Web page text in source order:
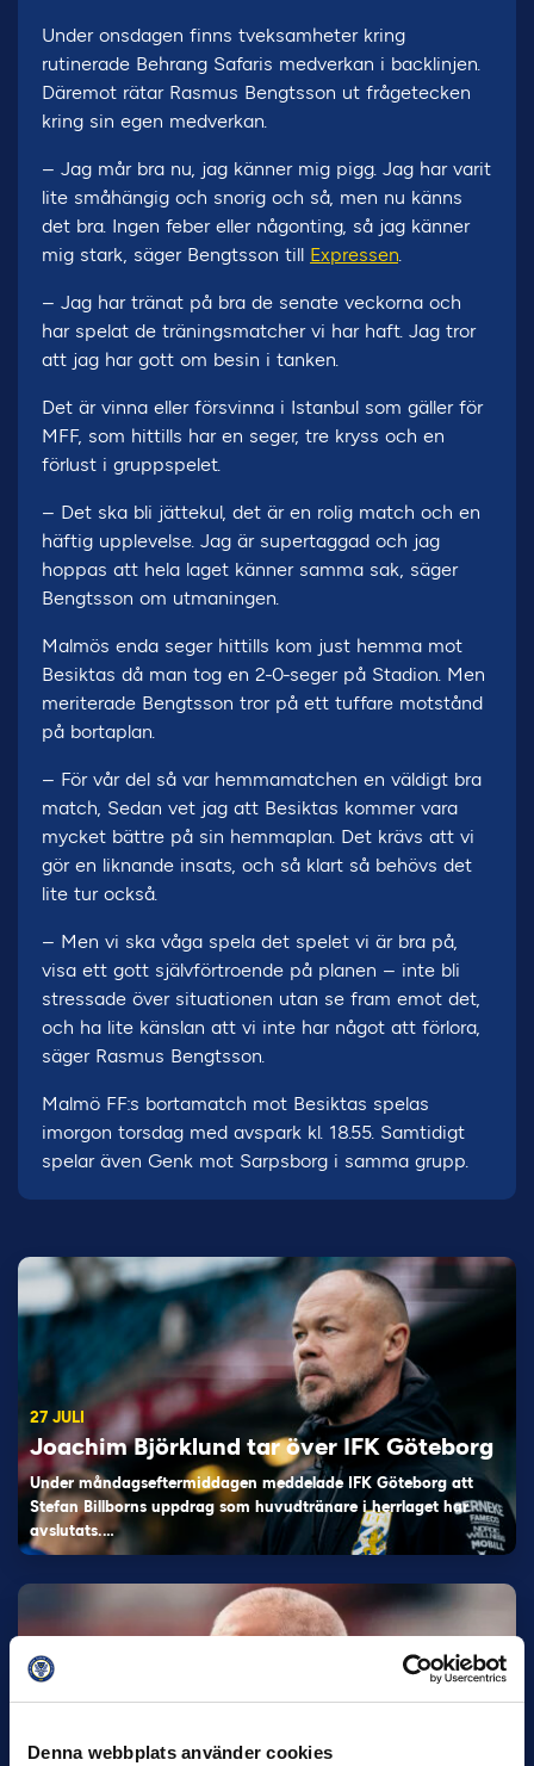
Denna webbplats använder cookies
Under onsdagen finns tveksamheter kring
rutinerade Behrang Safaris medverkan i backlinjen.
Däremot rätar Rasmus Bengtsson ut frågetecken
kring sin egen medverkan.
– Jag mår bra nu, jag känner mig pigg. Jag har varit
lite småhängig och snorig och så, men nu känns
det bra. Ingen feber eller någonting, så jag känner
mig stark, säger Bengtsson till Expressen.
– Jag har tränat på bra de senate veckorna och
har spelat de träningsmatcher vi har haft. Jag tror
att jag har gott om besin i tanken.
Det är vinna eller försvinna i Istanbul som gäller för
MFF, som hittills har en seger, tre kryss och en
förlust i gruppspelet.
– Det ska bli jättekul, det är en rolig match och en
häftig upplevelse. Jag är supertaggad och jag
hoppas att hela laget känner samma sak, säger
Bengtsson om utmaningen.
Malmös enda seger hittills kom just hemma mot
Besiktas då man tog en 2-0-seger på Stadion. Men
meriterade Bengtsson tror på ett tuffare motstånd
på bortaplan.
– För vår del så var hemmamatchen en väldigt bra
match, Sedan vet jag att Besiktas kommer vara
mycket bättre på sin hemmaplan. Det krävs att vi
gör en liknande insats, och så klart så behövs det
lite tur också.
– Men vi ska våga spela det spelet vi är bra på,
visa ett gott självförtroende på planen – inte bli
stressade över situationen utan se fram emot det,
och ha lite känslan att vi inte har något att förlora,
säger Rasmus Bengtsson.
Malmö FF:s bortamatch mot Besiktas spelas
imorgon torsdag med avspark kl. 18.55. Samtidigt
spelar även Genk mot Sarpsborg i samma grupp.
27 JULI
Joachim Björklund tar över IFK Göteborg
Under måndagseftermiddagen meddelade IFK Göteborg att
Stefan Billborns uppdrag som huvudtränare i herrlaget har
avslutats.…